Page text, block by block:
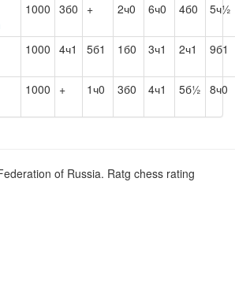
1000 3б0 + 2ч0 6ч0 4б0 5ч½
1000 4ч1 5б1 1б0 3ч1 2ч1 9б1
1000 + 1ч0 3б0 4ч1 5б½ 8ч0
of Russia. Ratg chess rating